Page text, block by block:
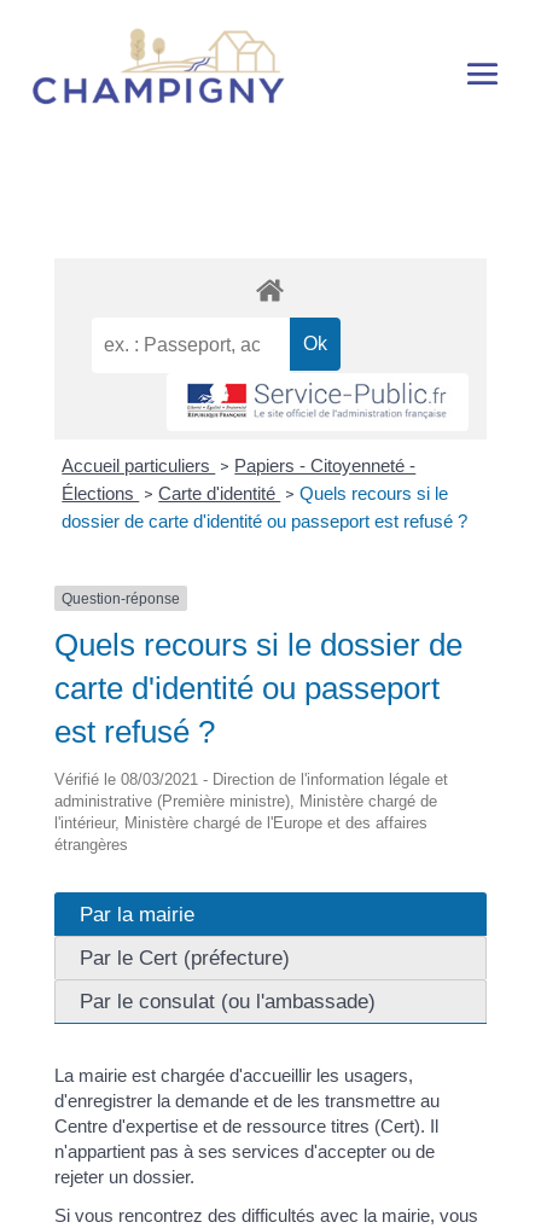
Accueil particuliers > Papiers - Citoyenneté -
Élections
> Carte d'identité > Quels recours si le
dossier de carte d'identité ou passeport est refusé ?
Question-réponse
Quels recours si le dossier de
carte d'identité ou passeport
est refusé ?
Vérifié le 08/03/2021 - Direction de l'information légale et
administrative (Première ministre), Ministère chargé de
l'intérieur, Ministère chargé de l'Europe et des affaires
étrangères
Par la mairie
Par le Cert (préfecture)
Par le consulat (ou l'ambassade)
La mairie est chargée d'accueillir les usagers,
d'enregistrer la demande et de les transmettre au
Centre d'expertise et de ressource titres (Cert). Il
n'appartient pas à ses services d'accepter ou de
rejeter un dossier.
Si vous rencontrez des difficultés avec la mairie, vous